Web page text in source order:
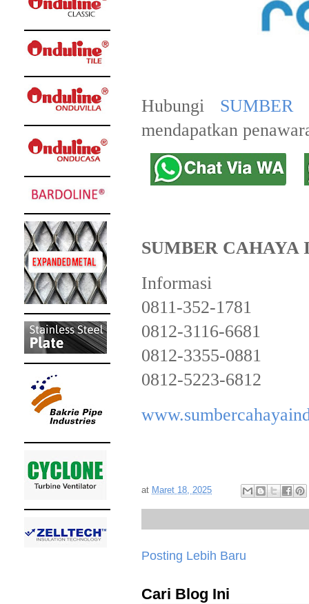
Hubungi SUMBER
mendapatkan
SUMBER CAHAYA
Informasi
0811-352-1781
0812-3116-6681
0812-3355-0881
0812-5223-6812
at Maret 18, 2025
Posting Lebih Baru
Cari Blog Ini